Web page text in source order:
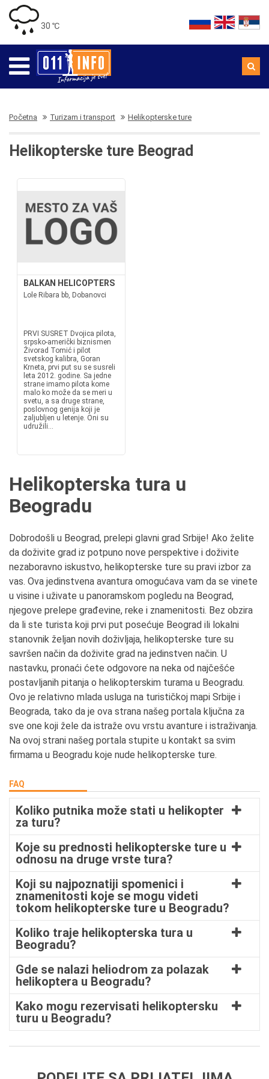
30 ℃
Početna Turizam i transport Helikopterske ture
Helikopterske ture Beograd
BALKAN HELICOPTERS
Lole Ribara bb, Dobanovci
PRVI SUSRET Dvojica pilota,
srpsko-američki biznismen
Živorad Tomić i pilot
svetskog kalibra, Goran
Krneta, prvi put su se susreli
leta 2012. godine. Sa jedne
strane imamo pilota kome
malo ko može da se meri u
svetu, a sa druge strane,
poslovnog genija koji je
zaljubljen u letenje. Oni su
udružili...
Helikopterska tura u
Beogradu
Dobrodošli u Beograd, prelepi glavni grad Srbije! Ako želite
da doživite grad iz potpuno nove perspektive i doživite
nezaboravno iskustvo, helikopterske ture su pravi izbor za
vas. Ova jedinstvena avantura omogućava vam da se vinete
u visine i uživate u panoramskom pogledu na Beograd,
njegove prelepe građevine, reke i znamenitosti. Bez obzira
da li ste turista koji prvi put posećuje Beograd ili lokalni
stanovnik željan novih doživljaja, helikopterske ture su
savršen način da doživite grad na jedinstven način. U
nastavku, pronaći ćete odgovore na neka od najčešće
postavljanih pitanja o helikopterskim turama u Beogradu.
Ovo je relativno mlada usluga na turističkoj mapi Srbije i
Beograda, tako da je ova strana našeg portala ključna za
sve one koji žele da istraže ovu vrstu avanture i istraživanja.
Na ovoj strani našeg portala stupite u kontakt sa svim
firmama u Beogradu koje nude helikopterske ture.
FAQ
Koliko putnika može stati u helikopter
za turu?
Koje su prednosti helikopterske ture u
odnosu na druge vrste tura?
Koji su najpoznatiji spomenici i
znamenitosti koje se mogu videti
tokom helikopterske ture u Beogradu?
Koliko traje helikopterska tura u
Beogradu?
Gde se nalazi heliodrom za polazak
helikoptera u Beogradu?
Kako mogu rezervisati helikoptersku
turu u Beogradu?